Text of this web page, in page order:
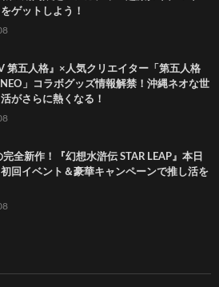
ゲットしよう！
第五人格』×人気クリエイター「第五人格
」コラボグッズ情報解禁！沖縄ネオな世
がさらに熱くなる！
全新作！『幻想水滸伝 STAR LEAP』本日
回イベント＆豪華キャンペーンで推し活を